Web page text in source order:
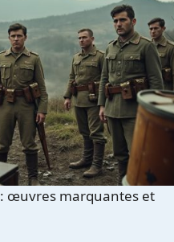
œuvres marquantes et